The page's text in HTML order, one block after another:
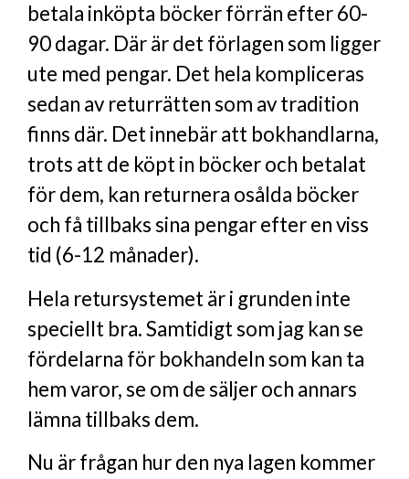
betala inköpta böcker förrän efter 60-
90 dagar. Där är det förlagen som ligger
ute med pengar. Det hela kompliceras
sedan av returrätten som av tradition
finns där. Det innebär att bokhandlarna,
trots att de köpt in böcker och betalat
för dem, kan returnera osålda böcker
och få tillbaks sina pengar efter en viss
tid (6-12 månader).
Hela retursystemet är i grunden inte
speciellt bra. Samtidigt som jag kan se
fördelarna för bokhandeln som kan ta
hem varor, se om de säljer och annars
lämna tillbaks dem.
Nu är frågan hur den nya lagen kommer